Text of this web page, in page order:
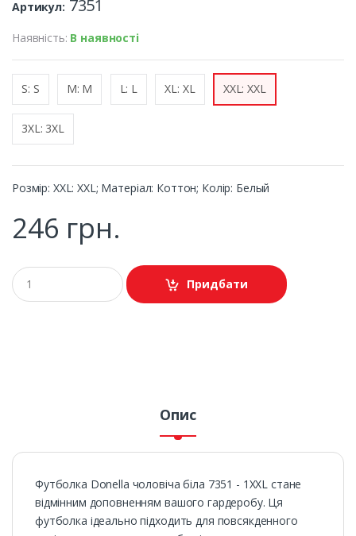
Артикул: 7351
Наявність: В наявності
S: S M: M L: L XL: XL XXL: XXL
3XL: 3XL
Розмір: XXL: XXL; Матеріал: Коттон; Колір: Белый
246 грн.
Придбати
Опис
Футболка Donella чоловіча біла 7351 - 1XXL стане
відмінним доповненням вашого гардеробу. Ця
футболка ідеально підходить для повсякденного